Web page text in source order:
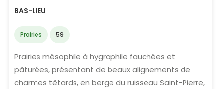
BAS-LIEU
Prairies 59
Prairies mésophile à hygrophile fauchées et
pâturées, présentant de beaux alignements de
charmes têtards, en berge du ruisseau Saint-Pierre,